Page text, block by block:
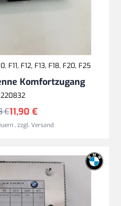
F11, F12, F13, F18, F20, F25
Komfortzugang
11,90 €
€
,zzgl.Versand